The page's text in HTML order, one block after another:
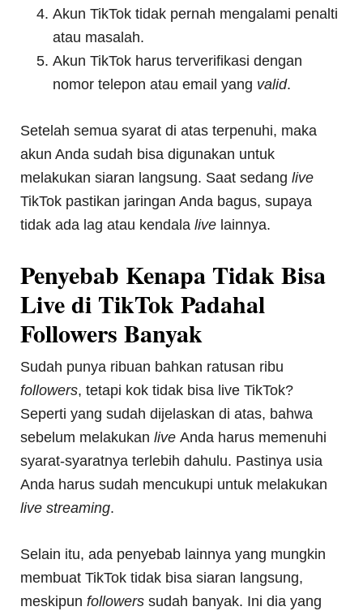
Akun TikTok tidak pernah mengalami penalti
atau masalah.
Akun TikTok harus terverifikasi dengan
nomor telepon atau email yang valid.
Setelah semua syarat di atas terpenuhi, maka
akun Anda sudah bisa digunakan untuk
melakukan siaran langsung. Saat sedanglive
TikTok pastikan jaringan Anda bagus, supaya
tidak ada lag atau kendalalive lainnya.
Penyebab Kenapa Tidak Bisa
Live di TikTok Padahal
Followers Banyak
Sudah punya ribuan bahkan ratusan ribu
followers, tetapi kok tidak bisa live TikTok?
Seperti yang sudah dijelaskan di atas, bahwa
sebelum melakukanliveAnda harus memenuhi
syarat-syaratnya terlebih dahulu. Pastinya usia
Anda harus sudah mencukupi untuk melakukan
live streaming.
Selain itu, ada penyebab lainnya yang mungkin
membuat TikTok tidak bisa siaran langsung,
meskipunfollowerssudah banyak. Ini dia yang